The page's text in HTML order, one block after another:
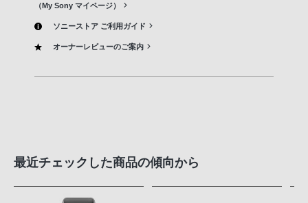
（My Sony マイページ）
ソニーストア ご利用ガイド
オーナーレビューのご案内
最近チェックした商品の傾向から